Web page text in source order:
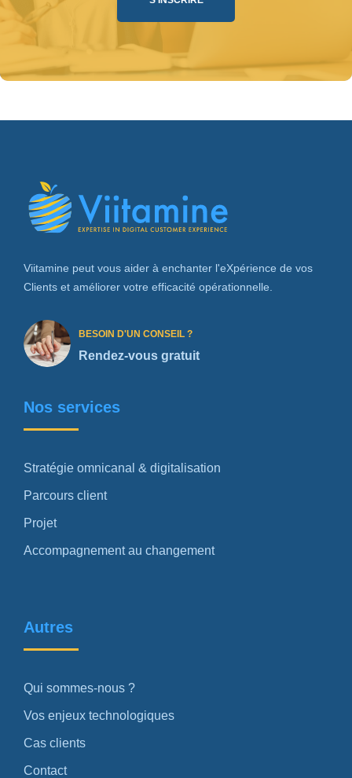
Viitamine peut vous aider à enchanter l'eXpérience de vos
Clients et améliorer votre efficacité opérationnelle.
BESOIN D'UN CONSEIL ?
Rendez-vous gratuit
Nos services
Stratégie omnicanal & digitalisation
Parcours client
Projet
Accompagnement au changement
Autres
Qui sommes-nous ?
Vos enjeux technologiques
Cas clients
Contact